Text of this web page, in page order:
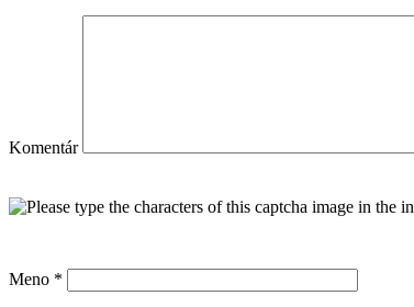
Komentár
Meno *